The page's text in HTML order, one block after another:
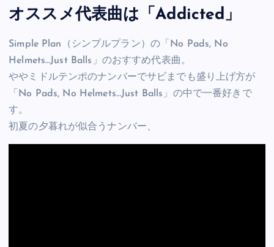
オススメ代表曲は「Addicted」
Simple Plan（シンプルプラン）の「No Pads, No
Helmets…Just Balls」のおすすめ代表曲。
ややミドルテンポのナンバーでサビまでも盛り上げ方が
「No Pads, No Helmets…Just Balls」の中で一番好きで
す。
初夏の夕暮れが似合うナンバー、